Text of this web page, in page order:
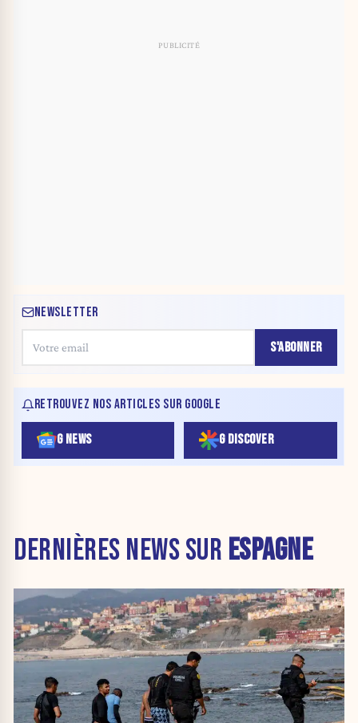
NEWSLETTER
S'ABONNER
RETROUVEZ NOS ARTICLES SUR GOOGLE
G NEWS G DISCOVER
DERNIÈRES NEWS SUR ESPAGNE